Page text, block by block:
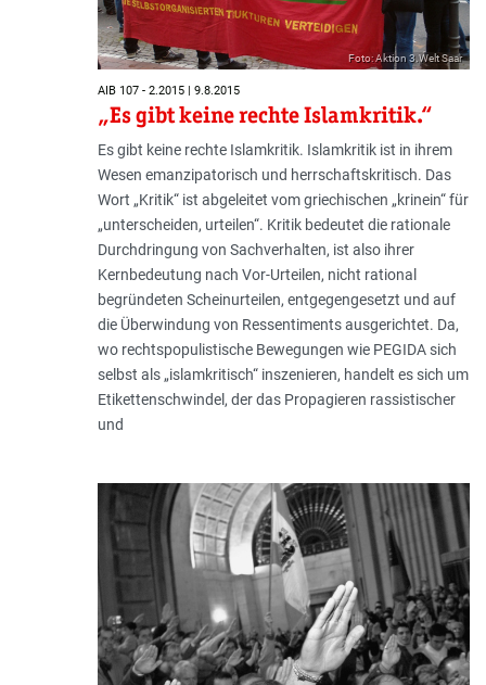
Foto: Aktion 3.Welt Saar
AIB 107 - 2.2015 | 9.8.2015
„Es gibt keine rechte Islamkritik.“
Es gibt keine rechte Islamkritik. Islam­kritik ist in ihrem
Wesen emanzipatorisch und herrschaftskritisch. Das
Wort „Kritik“ ist abgeleitet vom griechischen „krinein“ für
„unterscheiden, urteilen“. Kritik bedeutet die rationale
Durchdringung von Sachverhalten, ist also ihrer
Kernbedeutung nach Vor-Urteilen, nicht rational
begründeten Scheinurteilen, entgegengesetzt und auf
die Überwindung von Ressentiments ausgerichtet. Da,
wo rechtspopulistische Bewegungen wie PEGIDA sich
selbst als „islamkritisch“ inszenieren, handelt es sich um
Etikettenschwindel, der das Propagieren rassistischer
und